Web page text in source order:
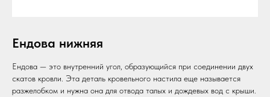
Ендова нижняя
Ендова — это внутренний угол, образующийся при соединении двух
скатов кровли. Эта деталь кровельного настила еще называется
разжелобком и нужна она для отвода талых и дождевых вод с крыши.